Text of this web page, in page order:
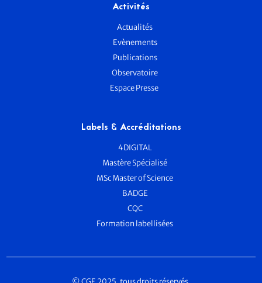
Activités
Actualités
Evènements
Publications
Observatoire
Espace Presse
Labels & Accréditations
4DIGITAL
Mastère Spécialisé
MSc Master of Science
BADGE
CQC
Formation labellisées